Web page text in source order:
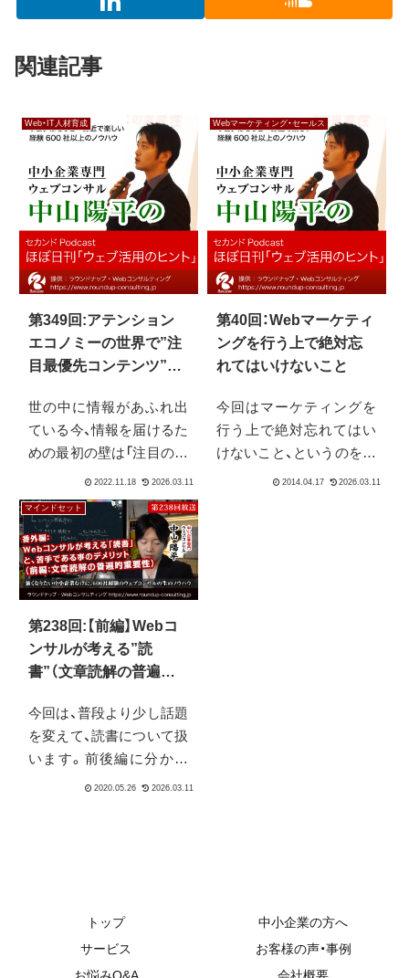
関連記事
Web・IT人材育成
第349回:アテンション
エコノミーの世界で”注
目最優先コンテンツ”に
は出来ない
世の中に情報があふれ出
ている今、情報を届けるた
めの最初の壁は「注目の獲
得」となっています。それ
は元をたどれば50年前に
ハーバードサイモン氏が
言った「情報があふれる世
界における注意の希少性」
であり、25年ほど前にマイ
が提唱したアテンション
エコノミーに発します。
そして、それがネットの普
及で加速した今、情報の内
面と外面において外面の
わかりやすさ過剰な時代
め、特に何かを得よう学ぼ
Webマーケティング・セールス
第40回：Webマーケティ
ングを行う上で絶対忘
れてはいけないこと
今回はマーケティングを
行う上で絶対忘れてはい
けないこと、というのをお
伝えします。マーケティ
マインドセット
第238回:【前編】Webコ
ンサルが考える”読
書”（文章読解の普遍的
今回は、普段より少し話題
を変えて、読書について扱
います。前後編に分かれ
ているのでご注意下さ
文章が苦手、文字を読むの
が苦手という「読解力」の
トップ
中小企業の方へ
サービス
お客様の声・事例